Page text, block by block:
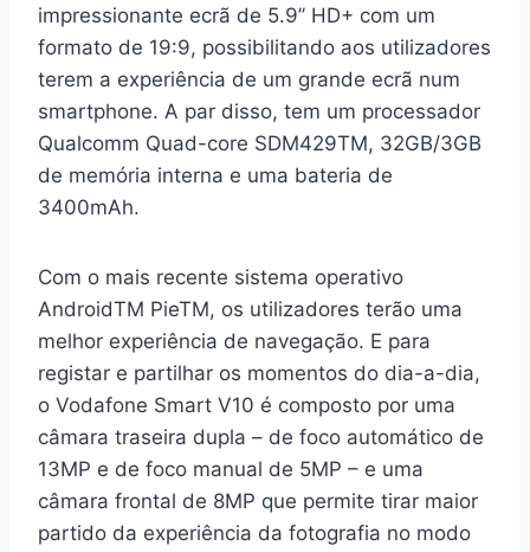
impressionante ecrã de 5.9’’ HD+ com um
formato de 19:9, possibilitando aos utilizadores
terem a experiência de um grande ecrã num
smartphone. A par disso, tem um processador
Qualcomm Quad-core SDM429TM, 32GB/3GB
de memória interna e uma bateria de
3400mAh.
Com o mais recente sistema operativo
AndroidTM PieTM, os utilizadores terão uma
melhor experiência de navegação. E para
registar e partilhar os momentos do dia-a-dia,
o Vodafone Smart V10 é composto por uma
câmara traseira dupla – de foco automático de
13MP e de foco manual de 5MP – e uma
câmara frontal de 8MP que permite tirar maior
partido da experiência da fotografia no modo